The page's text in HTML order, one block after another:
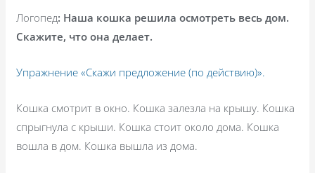
Логопед: Наша кошка решила осмотреть весь дом.
Скажите, что она делает.
Упражнение «Скажи предложение (по действию)».
Кошка смотрит в окно. Кошка залезла на крышу. Кошка
спрыгнула с крыши. Кошка стоит около дома. Кошка
вошла в дом. Кошка вышла из дома.